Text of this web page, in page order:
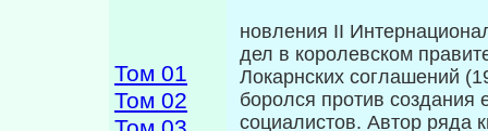
Том 01
Том 02
новления II
дел в королевском
Локарнских соглашений
боролся против создания
социалистов. Автор ряда